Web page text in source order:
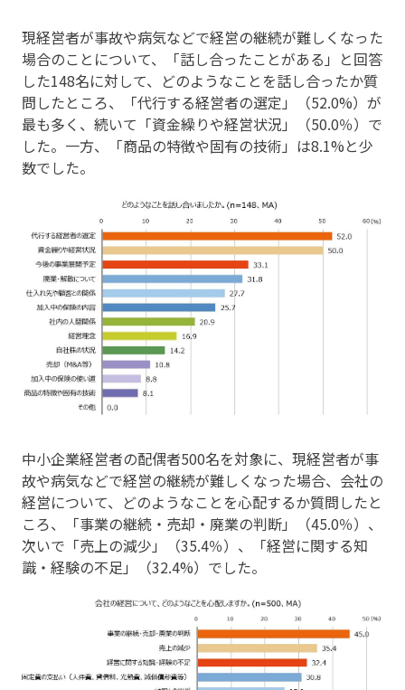
現経営者が事故や病気などで経営の継続が難しくなった
場合のことについて、「話し合ったことがある」と回答
した148名に対して、どのようなことを話し合ったか質
問したところ、「代行する経営者の選定」（52.0%）が
最も多く、続いて「資金繰りや経営状況」（50.0％）で
した。一方、「商品の特徴や固有の技術」は8.1%と少
数でした。
中小企業経営者の配偶者500名を対象に、現経営者が事
故や病気などで経営の継続が難しくなった場合、会社の
経営について、どのようなことを心配するか質問したと
ころ、「事業の継続・売却・廃業の判断」（45.0％）、
次いで「売上の減少」（35.4％）、「経営に関する知
識・経験の不足」（32.4%）でした。